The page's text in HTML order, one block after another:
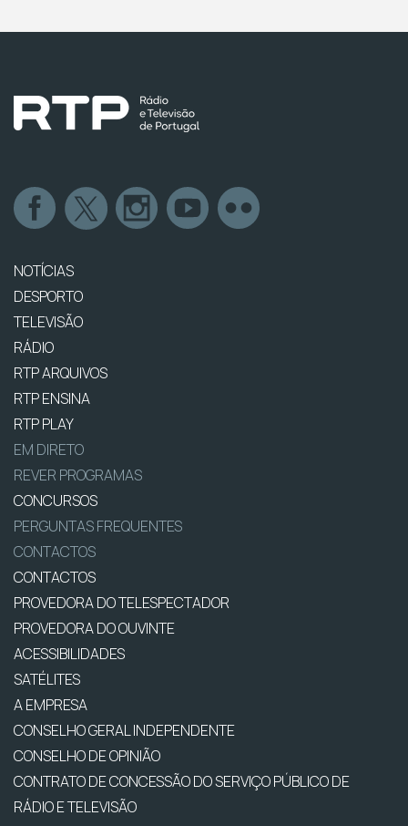
NOTÍCIAS
DESPORTO
TELEVISÃO
RÁDIO
RTP ARQUIVOS
RTP ENSINA
RTP PLAY
EM DIRETO
REVER PROGRAMAS
CONCURSOS
PERGUNTAS FREQUENTES
CONTACTOS
CONTACTOS
PROVEDORA DO TELESPECTADOR
PROVEDORA DO OUVINTE
ACESSIBILIDADES
SATÉLITES
A EMPRESA
CONSELHO GERAL INDEPENDENTE
CONSELHO DE OPINIÃO
CONTRATO DE CONCESSÃO DO SERVIÇO PÚBLICO DE
RÁDIO E TELEVISÃO